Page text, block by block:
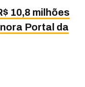
10,8 milhões
Portal da